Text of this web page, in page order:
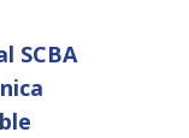
SCBA